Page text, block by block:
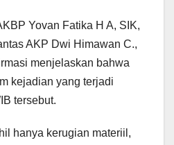
Yovan Fatika H A, SIK,
AKP Dwi Himawan C.,
menjelaskan bahwa
kejadian yang terjadi
tersebut.
hanya kerugian materiil,